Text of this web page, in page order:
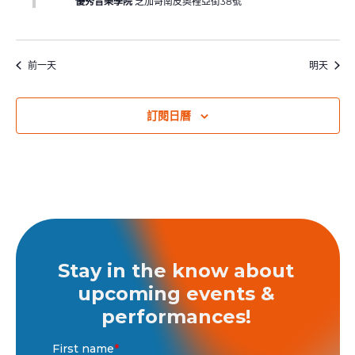
前一天 明天
訂閱日曆